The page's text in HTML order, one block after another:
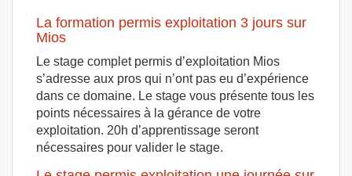
La formation permis exploitation 3 jours sur
Mios
Le stage complet permis d’exploitation Mios
s’adresse aux pros qui n’ont pas eu d’expérience
dans ce domaine. Le stage vous présente tous les
points nécessaires à la gérance de votre
exploitation. 20h d’apprentissage seront
nécessaires pour valider le stage.